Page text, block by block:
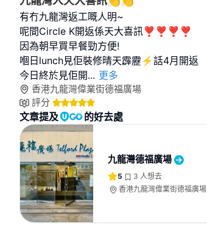
有冇九龍灣返工嘅人明~
呢間Circle K開返係天大喜訊❣️❣️❣️❣️
因為朝早買早餐勁方便!
嗰日lunch見佢裝修晴天霹靂⚡️話4月開返
今日終於見佢開... 更多
香港九龍灣偉業街德福廣場
評分
文章提及 的好去處
九龍灣德福廣場
5 3 人想去
香港九龍灣偉業街德福廣場